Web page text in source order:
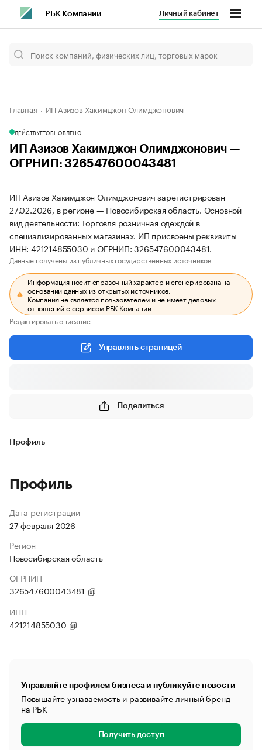
РБК Компании Личный кабинет
Главная ИП Азизов Хакимджон Олимджонович
ДЕЙСТВУЕТОБНОВЛЕНО
ИП Азизов Хакимджон Олимджонович —
ОГРНИП: 326547600043481
ИП Азизов Хакимджон Олимджонович зарегистрирован
27.02.2026, в регионе — Новосибирская область. Основной
вид деятельности: Торговля розничная одеждой в
специализированных магазинах. ИП присвоены реквизиты
ИНН: 421214855030 и ОГРНИП: 326547600043481.
Данные получены из публичных государственных источников.
Информация носит справочный характер и сгенерирована на
основании данных из открытых источников.
Компания не является пользователем и не имеет деловых
отношений с сервисом РБК Компании.
Редактировать описание
Управлять страницей
Поделиться
Профиль
Профиль
Дата регистрации
27 февраля 2026
Регион
Новосибирская область
ОГРНИП
326547600043481
ИНН
421214855030
Управляйте профилем бизнеса и публикуйте новости
Повышайте узнаваемость и развивайте личный бренд
на РБК
Получить доступ